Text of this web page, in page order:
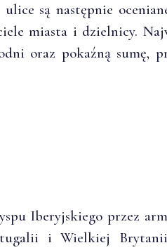
są następnie
miasta i dzielnicy.
oraz pokaźną sumę,
Iberyjskiego przez
i Wielkiej